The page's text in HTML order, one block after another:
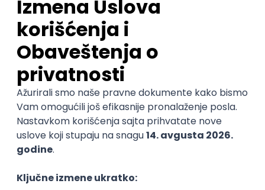
zasedanju Generalne skupštine UN u Njujorku,
Savetu za ljudska prava u Ženevi, programu
"Dijalog sa mladima" u Srbiji i na drugim
skupovima u zemlji i inostranstvu. Svi troškovi
učešća i boravka delegata su pokriveni, a
projekat finansira Ministarstvo turizma i
omladine.
Više informacija možete videti nasajtu,gde se
nalazi iAplikacija.
Ko može da se prijavi na konkurs
za izbor omladinskih delegata